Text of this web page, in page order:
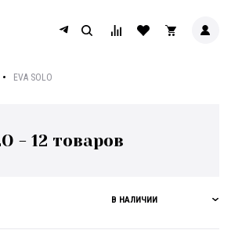
EVA SOLO
-12 товаров
В НАЛИЧИИ